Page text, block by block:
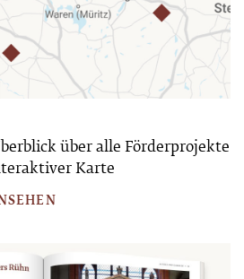
über alle Förderprojekte
Karte